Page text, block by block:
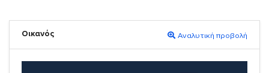
Οικανός Αναλυτική προβολή